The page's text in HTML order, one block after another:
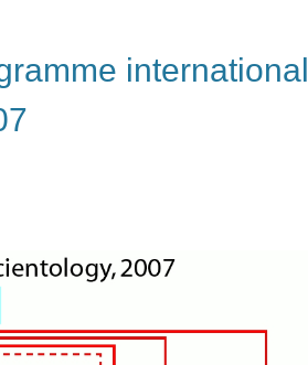
international